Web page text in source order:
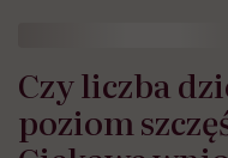
Czy liczba
poziom